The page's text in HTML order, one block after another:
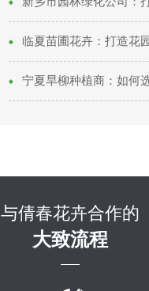
临夏苗圃花卉：打造花
宁夏旱柳种植商：如何
与倩春花卉合作的
大致流程